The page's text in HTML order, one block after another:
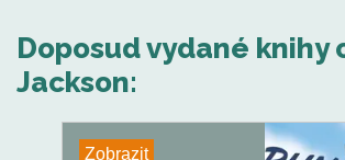
Doposud vydané knihy
Jackson:
Zobrazit